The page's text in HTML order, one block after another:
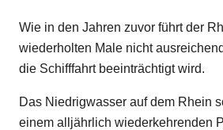
Wie in den Jahren zuvor führt der
wiederholten Male nicht
die Schifffahrt beeinträchtigt wird.
Das Niedrigwasser auf dem Rhein
einem alljährlich wiederkehrenden